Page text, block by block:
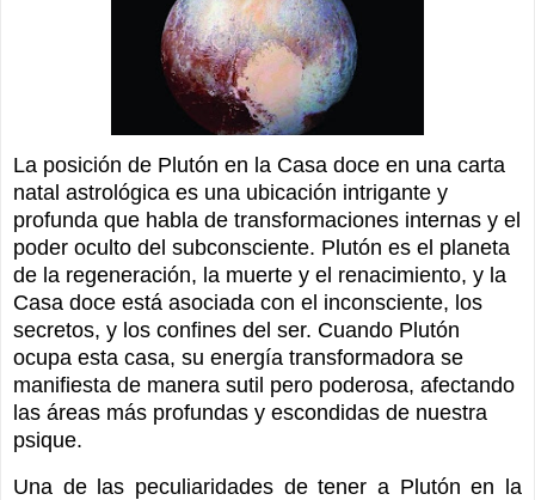
La posición de Plutón en la Casa doce en una carta
natal astrológica es una ubicación intrigante y
profunda que habla de transformaciones internas y el
poder oculto del subconsciente. Plutón es el planeta
de la regeneración, la muerte y el renacimiento, y la
Casa doce está asociada con el inconsciente, los
secretos, y los confines del ser. Cuando Plutón
ocupa esta casa, su energía transformadora se
manifiesta de manera sutil pero poderosa, afectando
las áreas más profundas y escondidas de nuestra
psique.
Una de las peculiaridades de tener a Plutón en la